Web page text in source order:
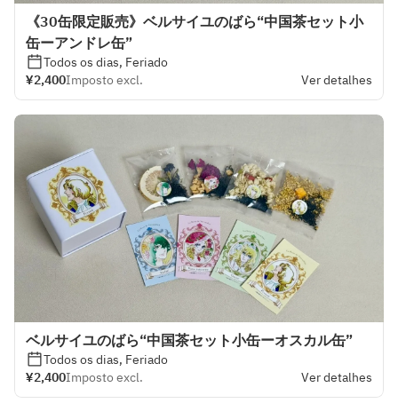
《30缶限定販売》ベルサイユのばら“中国茶セット小
缶ーアンドレ缶”
Todos os dias, Feriado
¥2,400Imposto excl. Ver detalhes
ベルサイユのばら“中国茶セット小缶ーオスカル缶”
Todos os dias, Feriado
¥2,400Imposto excl. Ver detalhes